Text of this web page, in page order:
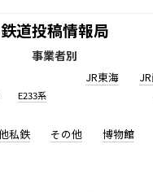
鉄道投稿情報局
事業者別
E233系
JR東海
私鉄 その他 博物館